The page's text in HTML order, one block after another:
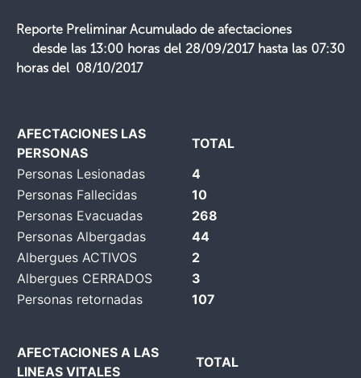
Reporte Preliminar Acumulado de afectaciones
desde las 13:00 horas del 28/09/2017 hasta las 07:30
horas del 08/10/2017
AFECTACIONES LAS
PERSONAS
TOTAL
Personas Lesionadas
4
Personas Fallecidas
10
Personas Evacuadas
268
Personas Albergadas
44
Albergues ACTIVOS
2
Albergues CERRADOS
3
Personas retornadas
107
AFECTACIONES A LAS
LINEAS VITALES
TOTAL